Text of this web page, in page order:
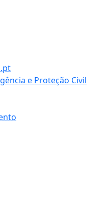
e Proteção Civil